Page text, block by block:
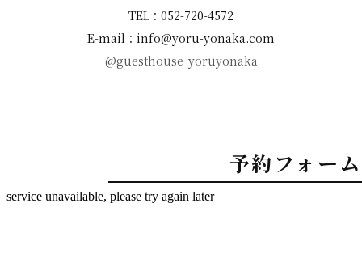
TEL：052-720-4572
E-mail：info@yoru-yonaka.com
@guesthouse_yoruyonaka
予約フォーム